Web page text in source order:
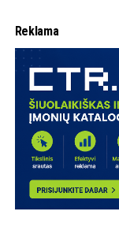
Reklama